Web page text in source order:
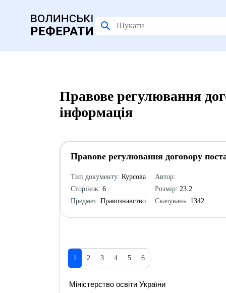
Правове регулювання
інформація
Правове регулювання договору
Тип документу: Курсова
Сторінок: 6
Предмет: Правознавство
Автор:
Розмір: 23.2
Скачувань: 1342
1 2 3 4 5 6
Міністерство освіти України